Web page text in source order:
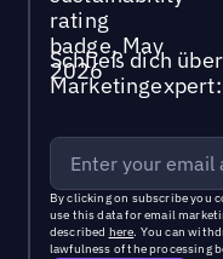
Schließ dich
By clicking on subscribe you
use this data for email
described here. You can
lawfulness of the processing